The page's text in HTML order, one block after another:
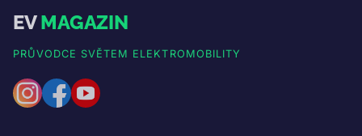
EVMAGAZIN
PRŮVODCE SVĚTEM ELEKTROMOBILITY